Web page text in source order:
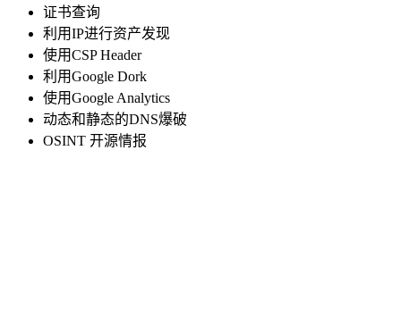
证书查询
利用IP进行资产发现
使用CSP Header
利用Google Dork
使用Google Analytics
动态和静态的DNS爆破
OSINT 开源情报